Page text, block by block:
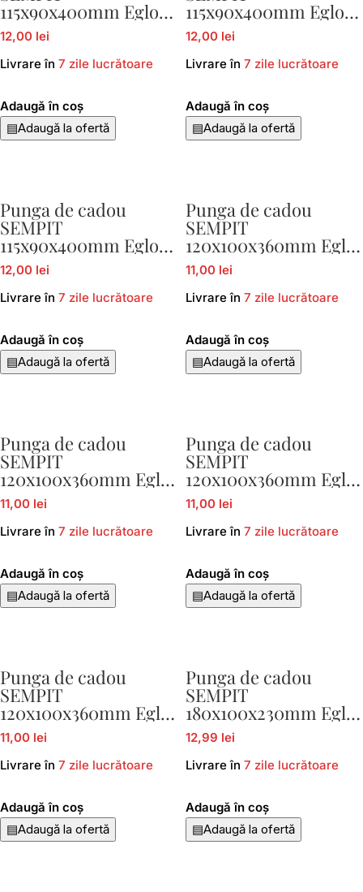
115x90x400mm Eglo
429061
12,00 lei
Livrare în 7 zile lucrătoare
Adaugă în coș
▤Adaugă la ofertă
115x90x400mm Eglo
429065
12,00 lei
Livrare în 7 zile lucrătoare
Adaugă în coș
▤Adaugă la ofertă
Punga de cadou
SEMPIT
115x90x400mm Eglo
429069
12,00 lei
Livrare în 7 zile lucrătoare
Adaugă în coș
▤Adaugă la ofertă
Punga de cadou
SEMPIT
120x100x360mm Eglo
429034
11,00 lei
Livrare în 7 zile lucrătoare
Adaugă în coș
▤Adaugă la ofertă
Punga de cadou
SEMPIT
120x100x360mm Eglo
429035
11,00 lei
Livrare în 7 zile lucrătoare
Adaugă în coș
▤Adaugă la ofertă
Punga de cadou
SEMPIT
120x100x360mm Eglo
429036
11,00 lei
Livrare în 7 zile lucrătoare
Adaugă în coș
▤Adaugă la ofertă
Punga de cadou
SEMPIT
120x100x360mm Eglo
429037
11,00 lei
Livrare în 7 zile lucrătoare
Adaugă în coș
▤Adaugă la ofertă
Punga de cadou
SEMPIT
180x100x230mm Eglo
429023
12,99 lei
Livrare în 7 zile lucrătoare
Adaugă în coș
▤Adaugă la ofertă